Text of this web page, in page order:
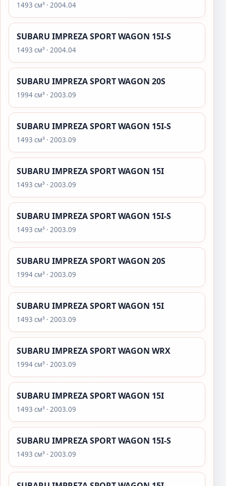
1493 см³ · 2004.04
SUBARU IMPREZA SPORT WAGON 15I-S
1493 см³ · 2004.04
SUBARU IMPREZA SPORT WAGON 20S
1994 см³ · 2003.09
SUBARU IMPREZA SPORT WAGON 15I-S
1493 см³ · 2003.09
SUBARU IMPREZA SPORT WAGON 15I
1493 см³ · 2003.09
SUBARU IMPREZA SPORT WAGON 15I-S
1493 см³ · 2003.09
SUBARU IMPREZA SPORT WAGON 20S
1994 см³ · 2003.09
SUBARU IMPREZA SPORT WAGON 15I
1493 см³ · 2003.09
SUBARU IMPREZA SPORT WAGON WRX
1994 см³ · 2003.09
SUBARU IMPREZA SPORT WAGON 15I
1493 см³ · 2003.09
SUBARU IMPREZA SPORT WAGON 15I-S
1493 см³ · 2003.09